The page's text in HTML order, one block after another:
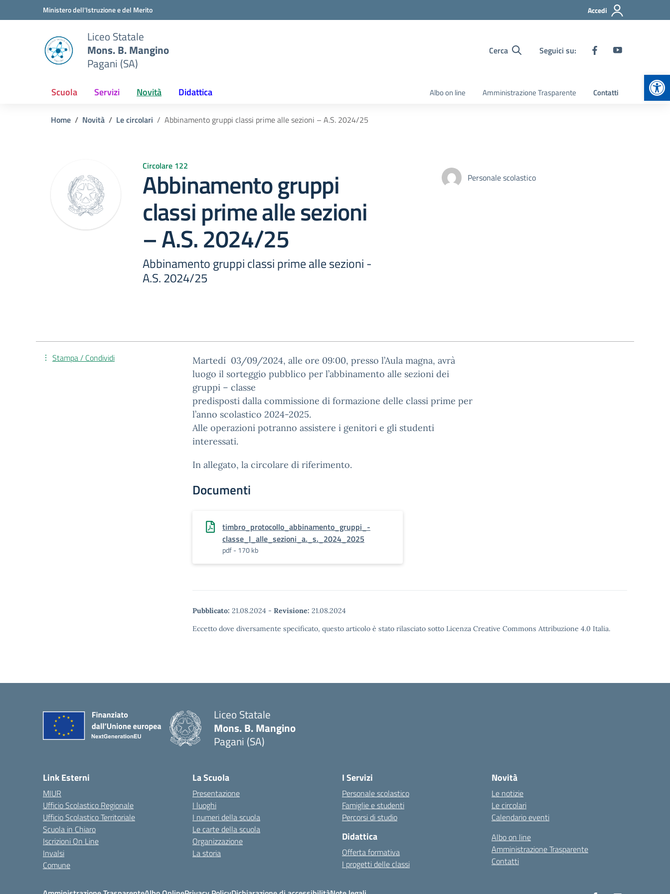
Vai ai contenuti
Vai al menu di navigazioneMinistero dell'Istruzione e del Merito Accedi
Liceo Statale
Mons. B. Mangino
Pagani (SA)
Cerca Seguici su:
Scuola Servizi Novità Didattica Albo on line Amministrazione Trasparente Contatti
Home Novità Le circolari Abbinamento gruppi classi prime alle sezioni – A.S. 2024/25
Circolare 122
Abbinamento gruppi
classi prime alle sezioni
– A.S. 2024/25
Abbinamento gruppi classi prime alle sezioni -
A.S. 2024/25
Personale scolastico
Martedí 03/09/2024, alle ore 09:00, presso l’Aula magna, avrà
luogo il sorteggio pubblico per l’abbinamento alle sezioni dei
gruppi – classe
predisposti dalla commissione di formazione delle classi prime per
l’anno scolastico 2024-2025.
Alle operazioni potranno assistere i genitori e gli studenti
interessati.
In allegato, la circolare di riferimento.
Documenti
timbro_protocollo_abbinamento_gruppi_-
classe_I_alle_sezioni_a._s._2024_2025
pdf - 170 kb
Pubblicato: 21.08.2024 - Revisione: 21.08.2024
Eccetto dove diversamente specificato, questo articolo è stato rilasciato sotto Licenza Creative Commons Attribuzione 4.0 Italia.
Stampa / Condividi
Liceo Statale
Mons. B. Mangino
Pagani (SA)
Link Esterni
MIUR
Ufficio Scolastico Regionale
Ufficio Scolastico Territoriale
Scuola in Chiaro
Iscrizioni On Line
Invalsi
Comune
La Scuola
Presentazione
I luoghi
I numeri della scuola
Le carte della scuola
Organizzazione
La storia
I Servizi
Personale scolastico
Famiglie e studenti
Percorsi di studio
Didattica
Offerta formativa
I progetti delle classi
Novità
Le notizie
Le circolari
Calendario eventi
Albo on line
Amministrazione Trasparente
Contatti